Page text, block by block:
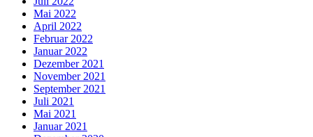
Mai 2022
April 2022
Februar 2022
Januar 2022
Dezember 2021
November 2021
September 2021
Juli 2021
Mai 2021
Januar 2021